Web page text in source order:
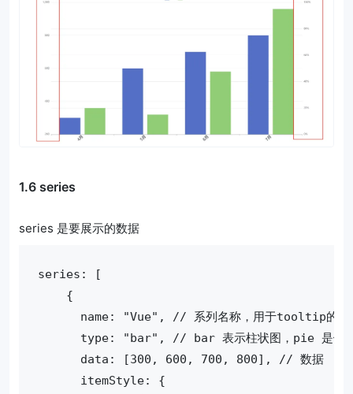
1.6 series
series 是要展示的数据
series: [
{
name: "Vue", // 系列名称，用于tooltip的显示
type: "bar", // bar 表示柱状图，pie 是饼图
data: [300, 600, 700, 800], // 数据
itemStyle: {